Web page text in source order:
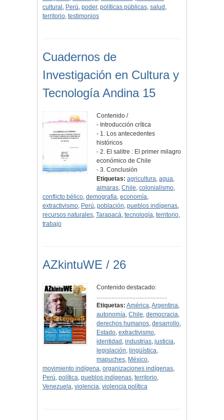
cultural , Perú, poder, políticas públicas, salud ,
territorio, testimonios
Cuadernos de
Investigación en Cultura y
Tecnología Andina 15
Contenido /
- Introducción crítica
- 1. Los antecedentes
históricos
- 2. El salitre : El primer milagro
económico de Chile
- 3. Conclusión
Etiquetas: agricultura,agua,
aimaras,Chile,colonialismo,
conflicto bélico, demografía, economía,
extractivismo, Perú, población, pueblos indígenas,
recursos naturales, Tarapacá, tecnología, territorio,
trabajo
AZkintuWE / 26
Contenido destacado:
...............................................
Etiquetas: América,Argentina,
autonomía,Chile,democracia,
derechos humanos,desarrollo,
Estado,extractivismo,
identidad ,industrias,justicia,
legislación, lingüística,
mapuches, México,
movimiento indígena, organizaciones indígenas,
Perú, política, pueblos indígenas, territorio,
Venezuela, violencia, violencia política